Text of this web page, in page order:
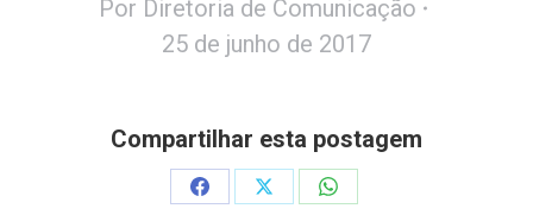
Por Diretoria de Comunicação
25 de junho de 2017
Compartilhar esta postagem
Share
Share
Share